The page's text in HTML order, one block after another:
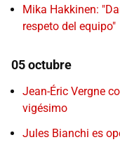
Mika Hakkinen:
respeto del equipo"
05 octubre
Jean-Éric Vergne
vigésimo
Jules Bianchi es